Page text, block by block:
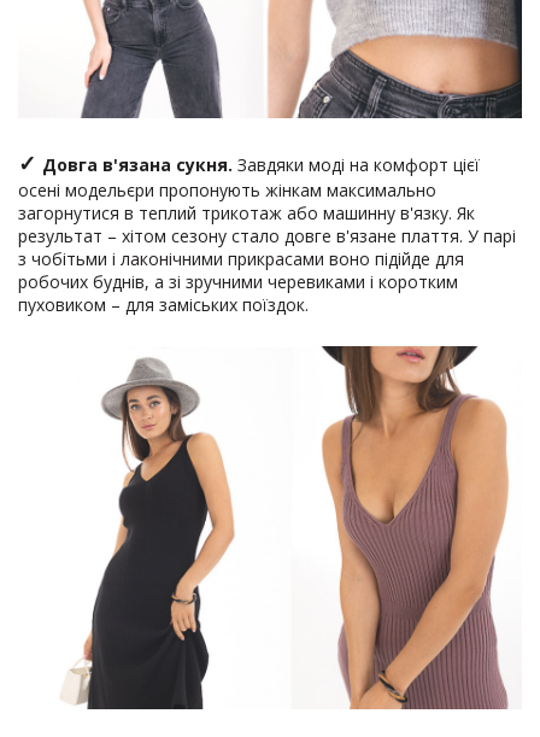
✓ Довга в'язана сукня. Завдяки моді на комфорт цієї
осені модельєри пропонують жінкам максимально
загорнутися в теплий трикотаж або машинну в'язку. Як
результат – хітом сезону стало довге в'язане плаття. У парі
з чобітьми і лаконічними прикрасами воно підійде для
робочих буднів, а зі зручними черевиками і коротким
пуховиком – для заміських поїздок.